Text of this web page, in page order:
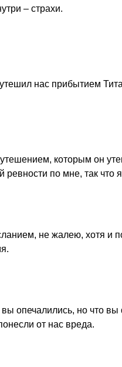
– страхи.
нас прибытием
которым он
по мне, так что
не жалею, хотя и
опечалились, но что
от нас вреда.